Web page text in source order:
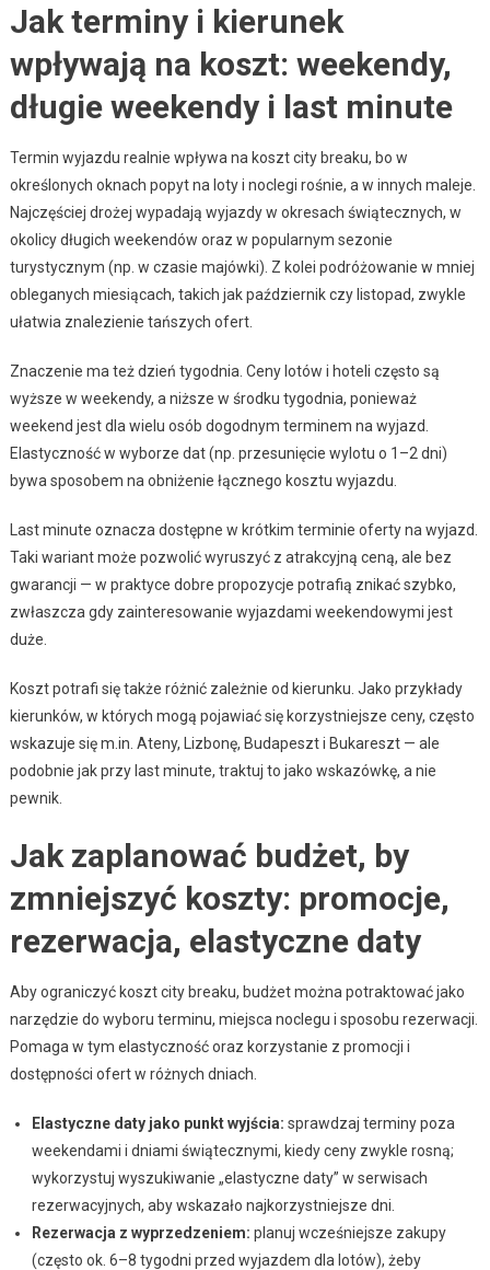
Jak terminy i kierunek
wpływają na koszt: weekendy,
długie weekendy i last minute
Termin wyjazdu realnie wpływa na koszt city breaku, bo w
określonych oknach popyt na loty i noclegi rośnie, a w innych maleje.
Najczęściej drożej wypadają wyjazdy w okresach świątecznych, w
okolicy długich weekendów oraz w popularnym sezonie
turystycznym (np. w czasie majówki). Z kolei podróżowanie w mniej
obleganych miesiącach, takich jak październik czy listopad, zwykle
ułatwia znalezienie tańszych ofert.
Znaczenie ma też dzień tygodnia. Ceny lotów i hoteli często są
wyższe w weekendy, a niższe w środku tygodnia, ponieważ
weekend jest dla wielu osób dogodnym terminem na wyjazd.
Elastyczność w wyborze dat (np. przesunięcie wylotu o 1–2 dni)
bywa sposobem na obniżenie łącznego kosztu wyjazdu.
Last minute oznacza dostępne w krótkim terminie oferty na wyjazd.
Taki wariant może pozwolić wyruszyć z atrakcyjną ceną, ale bez
gwarancji — w praktyce dobre propozycje potrafią znikać szybko,
zwłaszcza gdy zainteresowanie wyjazdami weekendowymi jest
duże.
Koszt potrafi się także różnić zależnie od kierunku. Jako przykłady
kierunków, w których mogą pojawiać się korzystniejsze ceny, często
wskazuje się m.in. Ateny, Lizbonę, Budapeszt i Bukareszt — ale
podobnie jak przy last minute, traktuj to jako wskazówkę, a nie
pewnik.
Jak zaplanować budżet, by
zmniejszyć koszty: promocje,
rezerwacja, elastyczne daty
Aby ograniczyć koszt city breaku, budżet można potraktować jako
narzędzie do wyboru terminu, miejsca noclegu i sposobu rezerwacji.
Pomaga w tym elastyczność oraz korzystanie z promocji i
dostępności ofert w różnych dniach.
Elastyczne daty jako punkt wyjścia: sprawdzaj terminy poza
weekendami i dniami świątecznymi, kiedy ceny zwykle rosną;
wykorzystuj wyszukiwanie „elastyczne daty” w serwisach
rezerwacyjnych, aby wskazało najkorzystniejsze dni.
Rezerwacja z wyprzedzeniem: planuj wcześniejsze zakupy
(często ok. 6–8 tygodni przed wyjazdem dla lotów), żeby